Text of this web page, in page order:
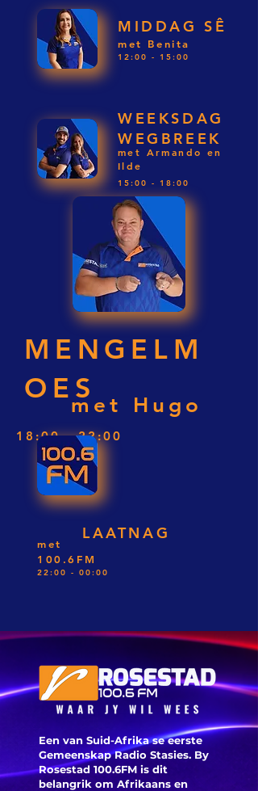
MIDDAG SÊ
met Benita
12:00 - 15:00
WEEKSDAG
WEGBREEK
met Armando en
Ilde
15:00 - 18:00
MENGELM
OES
met Hugo
18:00 - 22:00
LAATNAG
met
100.6FM
22:00 - 00:00
Een van Suid-Afrika se eerste
Gemeenskap Radio Stasies. By
Rosestad 100.6FM is dit
belangrik om Afrikaans en